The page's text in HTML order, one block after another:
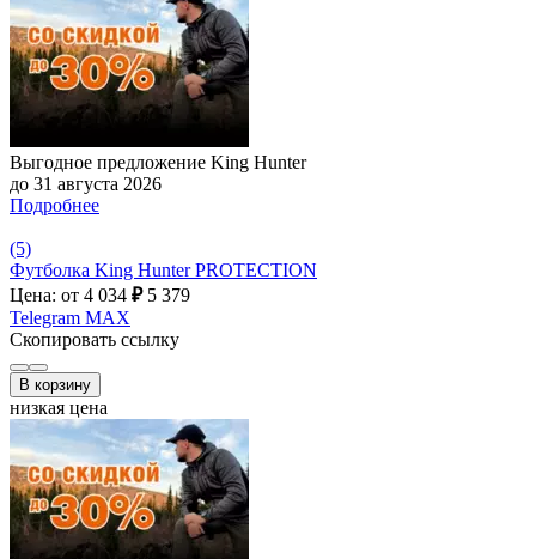
Выгодное предложение King Hunter
до 31 августа 2026
Подробнее
(5)
Футболка King Hunter PROTECTION
Цена: от 4 034 ₽ 5 379
Telegram MAX
Скопировать ссылку
В корзину
низкая цена